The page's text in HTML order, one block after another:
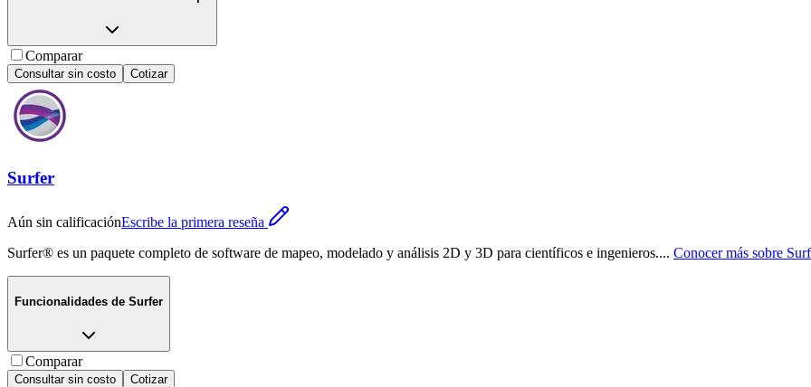
Comparar
Consultar sin costo Cotizar
Surfer
Aún sin calificaciónEscribe la primera reseña
Surfer® es un paquete completo de software de mapeo, modelado y análisis 2D y 3D para científicos e ingenieros.... Conocer más sobre
Funcionalidades de Surfer
Comparar
Consultar sin costo Cotizar